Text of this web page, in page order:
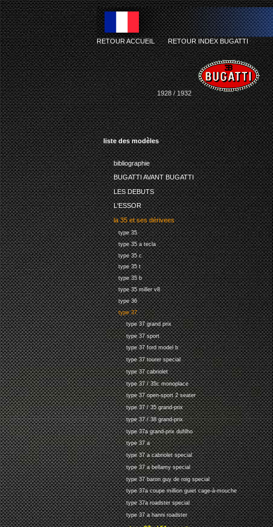
liste des modèles
bibliographie
BUGATTI AVANT BUGATTI
LES DEBUTS
L'ESSOR
la 35 et ses dérivees
type 35
type 35 a tecla
type 35 c
type 35 t
type 35 b
type 35 miller v8
type 36
type 37
type 37 grand prix
type 37 sport
type 37 ford model b
type 37 tourer special
type 37 cabriolet
type 37 / 35c monoplace
type 37 open-sport 2 seater
type 37 / 35 grand-prix
type 37 / 38 grand-prix
type 37a grand-prix dufilho
type 37 a
type 37 a cabriolet special
type 37 a bellamy special
type 37 baron guy de roig special
type 37a coupe million guiet cage-à-mouche
type 37a roadster special
type 37 a hanni roadster
RETOUR ACCUEIL-RETOUR INDEX BUGATTI
1928 / 1932